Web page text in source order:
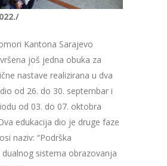
Kantona Sarajevo
još jedna obuka za
nastave realizirana u dva
od 26. do 30. septembar i
od 03. do 07. oktobra
edukacija dio je druge faze
naziv: “Podrška
sistema obrazovanja